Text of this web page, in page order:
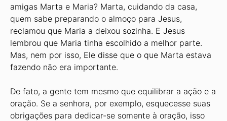
amigas Marta e Maria? Marta, cuidando da casa,
quem sabe preparando o almoço para Jesus,
reclamou que Maria a deixou sozinha. E Jesus
lembrou que Maria tinha escolhido a melhor parte.
Mas, nem por isso, Ele disse que o que Marta estava
fazendo não era importante.
De fato, a gente tem mesmo que equilibrar a ação e a
oração. Se a senhora, por exemplo, esquecesse suas
obrigações para dedicar-se somente à oração, isso